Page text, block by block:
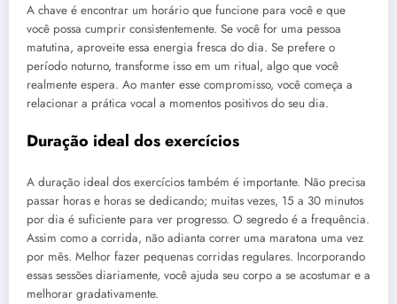
A chave é encontrar um horário que funcione para você e que
você possa cumprir consistentemente. Se você for uma pessoa
matutina, aproveite essa energia fresca do dia. Se prefere o
período noturno, transforme isso em um ritual, algo que você
realmente espera. Ao manter esse compromisso, você começa a
relacionar a prática vocal a momentos positivos do seu dia.
Duração ideal dos exercícios
A duração ideal dos exercícios também é importante. Não precisa
passar horas e horas se dedicando; muitas vezes, 15 a 30 minutos
por dia é suficiente para ver progresso. O segredo é a frequência.
Assim como a corrida, não adianta correr uma maratona uma vez
por mês. Melhor fazer pequenas corridas regulares. Incorporando
essas sessões diariamente, você ajuda seu corpo a se acostumar e a
melhorar gradativamente.